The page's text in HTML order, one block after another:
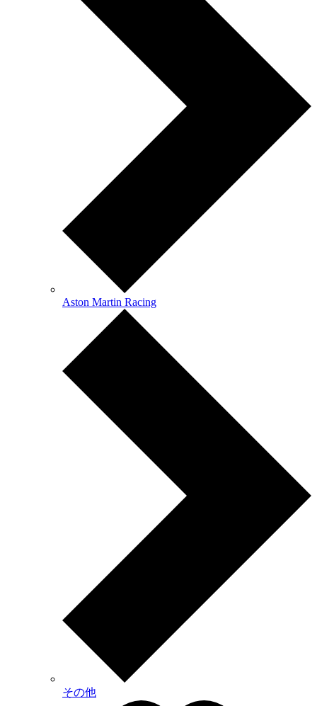
Aston Martin Racing
その他